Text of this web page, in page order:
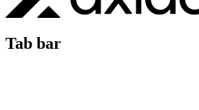
Tab bar